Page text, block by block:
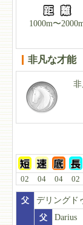
1000m〜
非凡な才能
02 04 04 02
父
デリングド
父
Darius